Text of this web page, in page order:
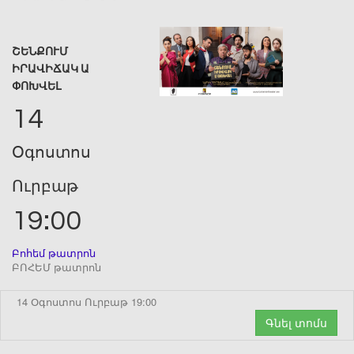
ՇԵՆՔՈՒՄ
ԻՐԱՎԻՃԱԿ Ա
ՓՈԽՎԵԼ
14
Օգոստոս
Ուրբաթ
19:00
Բոհեմ թատրոն
ԲՈՀԵՄ թատրոն
14 Օգոստոս Ուրբաթ 19:00
Գնել տոմս